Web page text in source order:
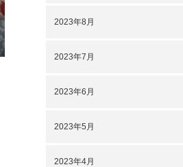
2023年8月
2023年7月
2023年6月
2023年5月
2023年4月